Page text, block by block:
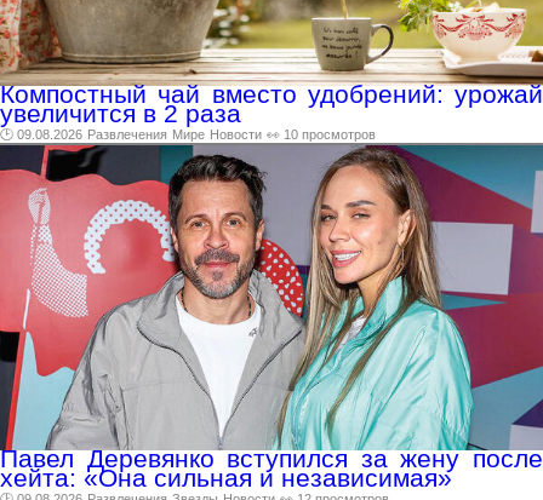
Компостный чай вместо удобрений: урожай
увеличится в 2 раза
🕑 09.08.2026 Развлечения Мире Новости 👀 10 просмотров
Павел Деревянко вступился за жену после
хейта: «Она сильная и независимая»